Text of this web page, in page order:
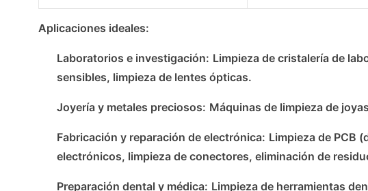
Aplicaciones ideales:
Laboratorios e investigación: Limpieza de cristalería de
sensibles, limpieza de lentes ópticas.
Joyería y metales preciosos: Máquinas de limpieza de
Fabricación y reparación de electrónica: Limpieza de PCB
electrónicos, limpieza de conectores, eliminación de
Preparación dental y médica: Limpieza de herramientas